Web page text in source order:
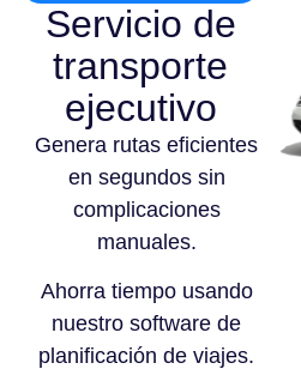
Servicio de
transporte
ejecutivo
Genera rutas eficientes
en segundos sin
complicaciones
manuales.
Ahorra tiempo usando
nuestro software de
planificación de viajes.